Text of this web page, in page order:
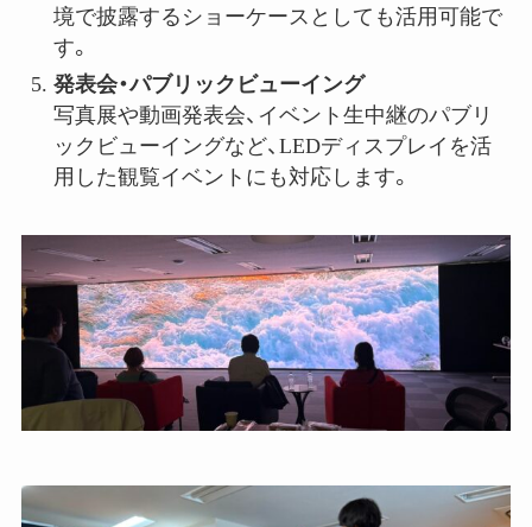
境で披露するショーケースとしても活用可能で
す。
発表会・パブリックビューイング
写真展や動画発表会、イベント生中継のパブリ
ックビューイングなど、LEDディスプレイを活
用した観覧イベントにも対応します。